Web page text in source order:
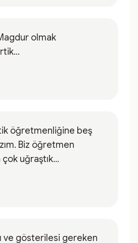
olmak
öğretmenliğine beş
Biz öğretmen
uğraştık...
ve gösterilesi gereken